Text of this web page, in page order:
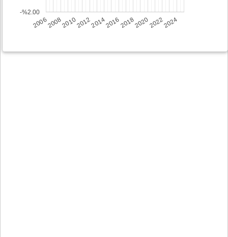
2006200820102012201420162018202020222024
-%2.00